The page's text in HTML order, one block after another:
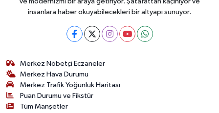
insanlara haber okuyabilecekleri bir altyapı sunuyor.
Merkez Nöbetçi Eczaneler
Merkez Hava Durumu
Merkez Trafik Yoğunluk Haritası
Puan Durumu ve Fikstür
Tüm Manşetler